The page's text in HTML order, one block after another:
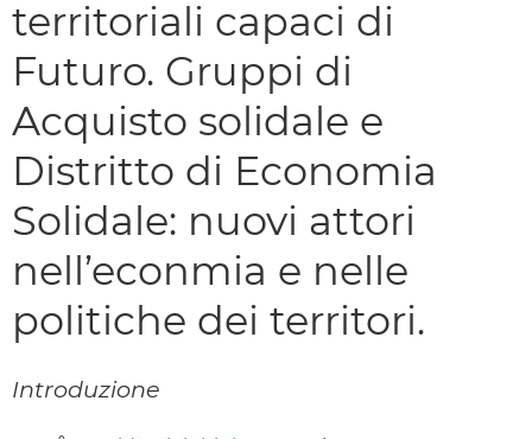
territoriali capaci di
Futuro. Gruppi di
Acquisto solidale e
Distritto di Economia
Solidale: nuovi attori
nell’econmia e nelle
politiche dei territori.
Introduzione